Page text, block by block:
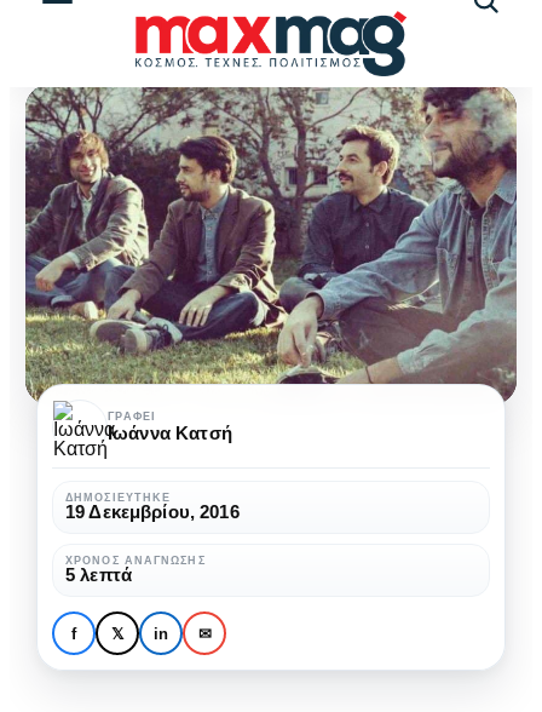
Whereswilder: «Προσπαθούμε
στόχους σαν μπάντα και να
πηγαίνουμε κάθε φορά ένα μικρό
Whereswilder:
«Προσπαθούμε
πάντα
έχουμε
χειροπιαστούς
στόχους
σαν
ΓΡΆΦΕΙ
Ιωάννα Κατσή
ΔΗΜΟΣΙΕΎΤΗΚΕ
19 Δεκεμβρίου, 2016
ΧΡΌΝΟΣ ΑΝΆΓΝΩΣΗΣ
5 λεπτά
f 𝕏 in ✉